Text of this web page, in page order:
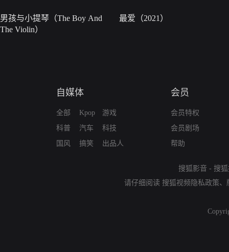
男孩与小提琴（The Boy And
The Violin）
最爱（2021）
自媒体
全部
科普
国风
Kpop
汽车
搞笑
游戏
科技
出品人
会员
会员特权
会员剧场
帮助
搜狐影音 - 搜
请仔细阅读 搜狐视频隐私政策、